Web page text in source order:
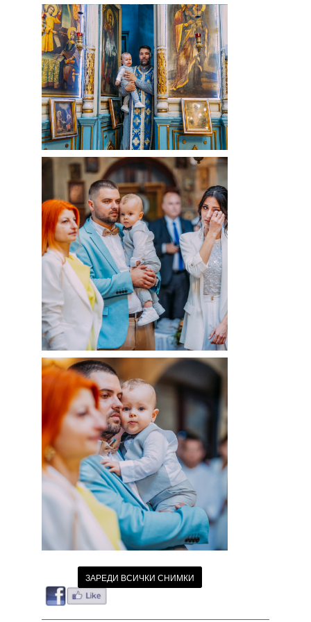
ЗАРЕДИ ВСИЧКИ СНИМКИ